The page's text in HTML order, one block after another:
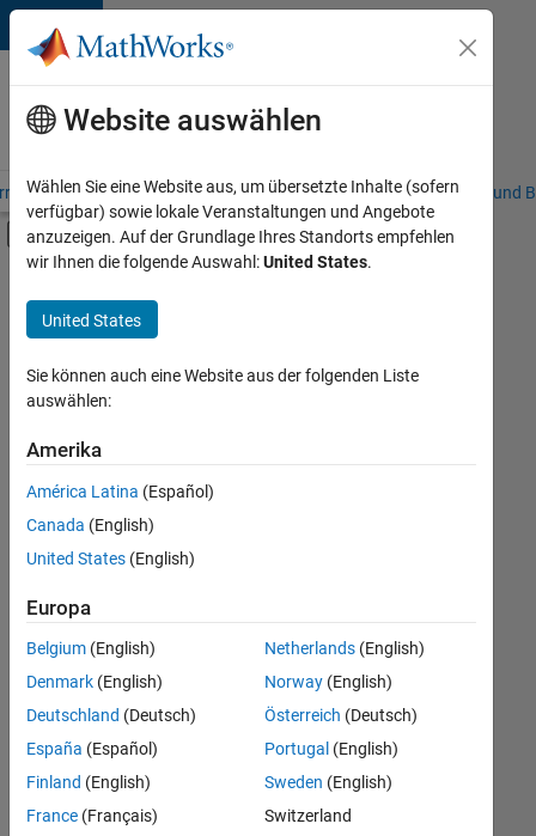
Weiter zum Inhalt
Karriere
bei
MathWorks
– Übersicht Stellensuche Niederlassungen Studierende und
Umschaltung für Off-Canvas-
Hauptinhalt
Information Technology
Commercial Sales
Sales Operations
Marketing Communications
Finance and Operations
Büro- und Verwaltungsdienste
+6
Derzeit
es
keine
offenen
Stellen,
Ihren
Suchkriterien
entsprechen.
können
die
Suchkriterien
weiter
fassen
Website auswählen
Wählen Sie eine Website aus, um übersetzte Inhalte (sofern
verfügbar) sowie lokale Veranstaltungen und Angebote
anzuzeigen. Auf der Grundlage Ihres Standorts empfehlen
wir Ihnen die folgende Auswahl:United States.
United States
Sie können auch eine Website aus der folgenden Liste
auswählen:
Amerika
América Latina (Español)
Canada (English)
United States (English)
Europa
Belgium (English)
Denmark (English)
Deutschland (Deutsch)
España (Español)
Finland (English)
France (Français)
Netherlands(English)
Norway(English)
Österreich (Deutsch)
Portugal (English)
Sweden (English)
Switzerland